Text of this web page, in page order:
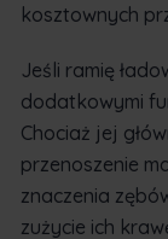
kosztownych
Jeśli ramię
dodatkowymi
Chociaż jej
przenoszenie
znaczenia
zużycie ich